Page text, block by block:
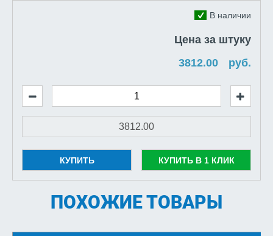
В наличии
Цена за штуку
руб.
КУПИТЬ КУПИТЬ В 1 КЛИК
ПОХОЖИЕ ТОВАРЫ